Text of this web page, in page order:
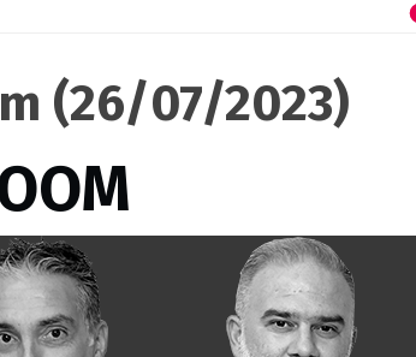
(26/07/2023)